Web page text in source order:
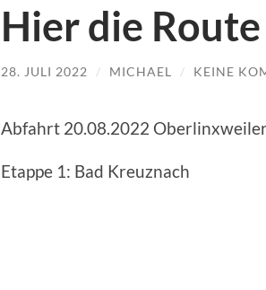
Hier die
28. JULI 2022 / MICHAEL / KEINE
Abfahrt 20.08.2022
Etappe 1: Bad Kreuznach